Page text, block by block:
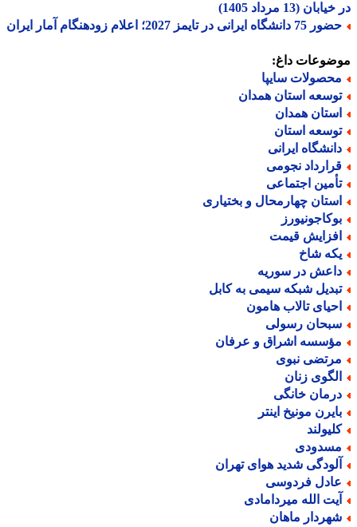
(13 مرداد 1405)
ایرانی در تایمز 2027؛ اعلام زودهنگام آمار ایران
داغ:
سایپا
استان همدان
همدان
استان
ایرانی
نجومی
اجتماعی
چهارمحال و بختیاری
قیمت
شاخ
در سوریه
شبکه سیمی به کابل
تالاب هامون
رسولی
اشراق و عرفان
نبوی
زنان
خانگی
مونیخ اینتر
شدید هوای تهران
فردوسی
الله میردامادی
ماهان